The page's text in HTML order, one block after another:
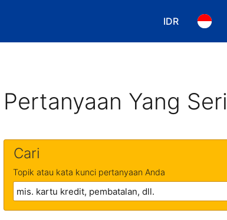
IDR
Pilih mataPilih
Pertanyaan Yang
Cari
Topik atau kata kunci pertanyaan Anda